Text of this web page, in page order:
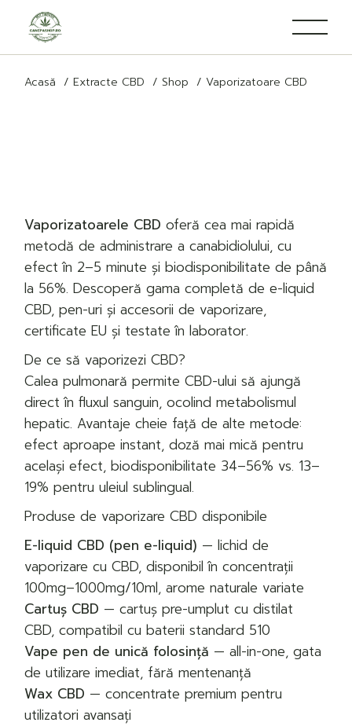
conținut
Acasă Extracte CBD Shop Vaporizatoare CBD
Vaporizatoarele CBD oferă cea mai rapidă
metodă de administrare a canabidiolului, cu
efect în 2–5 minute și biodisponibilitate de până
la 56%. Descoperă gama completă de e-liquid
CBD, pen-uri și accesorii de vaporizare,
certificate EU și testate în laborator.
De ce să vaporizezi CBD?
Calea pulmonară permite CBD-ului să ajungă
direct în fluxul sanguin, ocolind metabolismul
hepatic. Avantaje cheie față de alte metode:
efect aproape instant, doză mai mică pentru
același efect, biodisponibilitate 34–56% vs. 13–
19% pentru uleiul sublingual.
Produse de vaporizare CBD disponibile
E-liquid CBD (pen e-liquid) — lichid de
vaporizare cu CBD, disponibil în concentrații
100mg–1000mg/10ml, arome naturale variate
Cartuș CBD — cartuș pre-umplut cu distilat
CBD, compatibil cu baterii standard 510
Vape pen de unică folosință — all-in-one, gata
de utilizare imediat, fără mentenanță
Wax CBD — concentrate premium pentru
utilizatori avansați